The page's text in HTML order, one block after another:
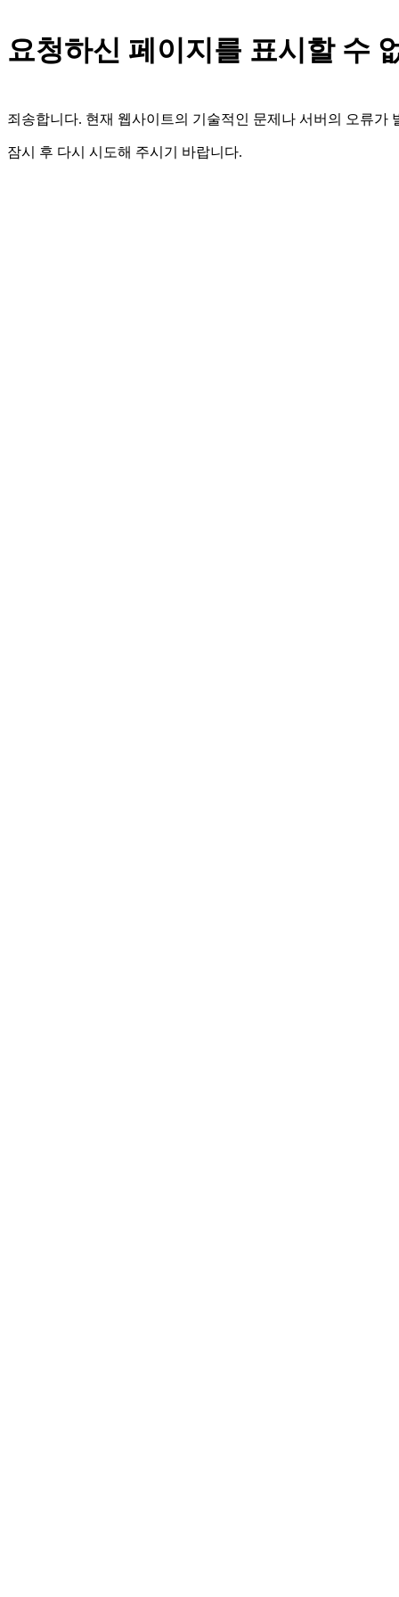
요청하신 페이지를 표시할 수
죄송합니다. 현재 웹사이트의 기술적인 문제나 서버의 오류가
잠시 후 다시 시도해 주시기 바랍니다.